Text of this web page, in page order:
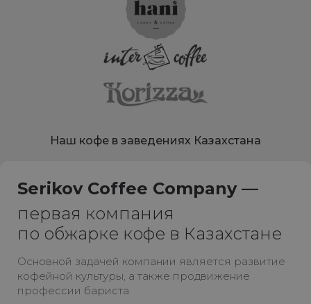
Наш кофе в заведениях Казахстана
Serikov Coffee Company —
первая компания
по обжарке кофе в Казахстане
Основной задачей компании является развитие
кофейной культуры, а также продвижение
профессии бариста